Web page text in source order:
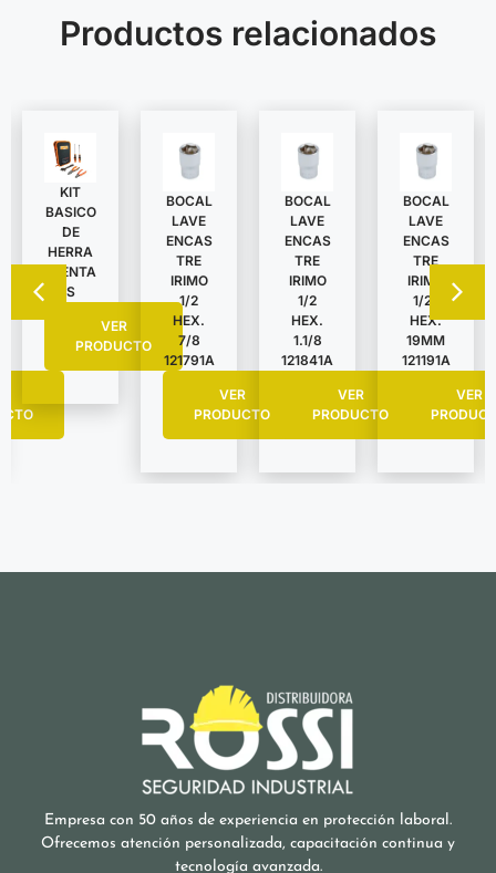
Productos relacionados
KIT
BASICO
DE
HERRA
MIENTA
S
VER
PRODUCTO
BOCAL
LAVE
ENCAS
TRE
IRIMO
1/2
HEX.
7/8
121791A
VER
PRODUCTO
BOCAL
LAVE
ENCAS
TRE
IRIMO
1/2
HEX.
1.1/8
121841A
VER
PRODUCTO
BOCAL
LAVE
ENCAS
TRE
IRIMO
1/2″
HEX.
19MM
121191A
VER
Empresa con 50 años de experiencia en protección laboral.
Ofrecemos atención personalizada, capacitación continua y
tecnología avanzada.